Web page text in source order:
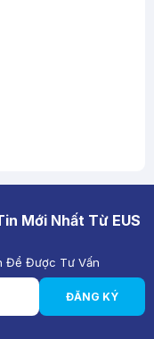
Mới Nhất Từ EUS
Để Được Tư Vấn
ĐĂNG KÝ